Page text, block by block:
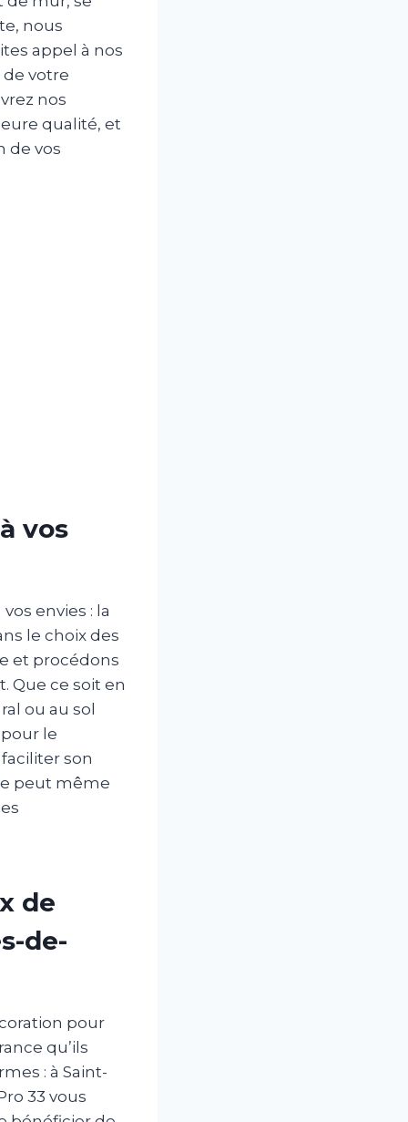
nous
appel à nos
votre
nos
qualité, et
de vos
vos
envies : la
le choix des
et procédons
Que ce soit en
ou au sol
le
son
peut même
de
de-
pour
qu’ils
: à Saint-
33 vous